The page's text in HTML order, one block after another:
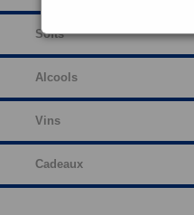
Softs
Alcools
Vins
Cadeaux